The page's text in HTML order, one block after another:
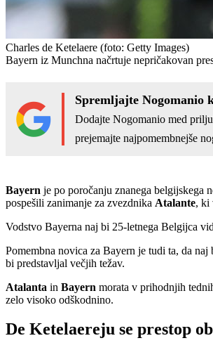
Charles de Ketelaere (foto: Getty Images)
Bayern iz Munchna načrtuje nepričakovan
Spremljajte Nogomanio
Dodajte Nogomanio med
prejemajte najpomembnejše
Bayern je po poročanju znanega belgijskega
pospešili zanimanje za zvezdnika Atalante, ki
Vodstvo Bayerna naj bi 25-letnega Belgijca
Pomembna novica za Bayern je tudi ta, da
bi predstavljal večjih težav.
Atalanta in Bayern morata v prihodnjih
zelo visoko odškodnino.
De Ketelaereju se prestop